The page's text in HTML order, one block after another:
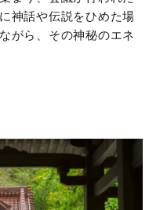
神話や伝説をひめた場
がら、その神秘のエネ